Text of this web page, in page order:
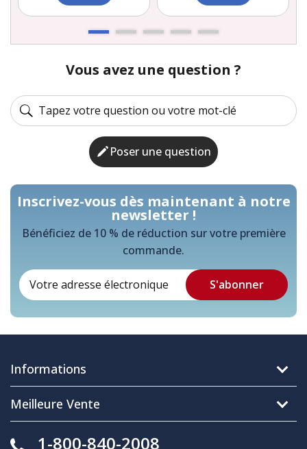
Vous avez une question ?
Poser une question
Inscrivez-vous dès maintenant à notre
newsletter !
Bénéficiez de 10 % de réduction sur votre première
commande.
Informations
Meilleure Vente
1-800-840-2008